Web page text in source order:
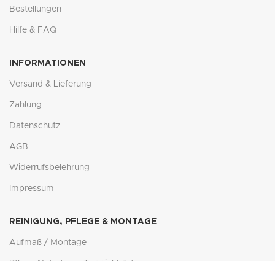
Bestellungen
Hilfe & FAQ
INFORMATIONEN
Versand & Lieferung
Zahlung
Datenschutz
AGB
Widerrufsbelehrung
Impressum
REINIGUNG, PFLEGE & MONTAGE
Aufmaß / Montage